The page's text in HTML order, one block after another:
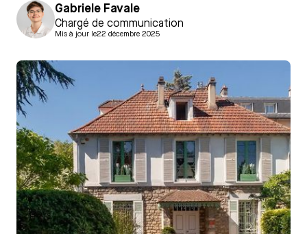
Gabriele Favale
Chargé de communication
Mis à jour le22 décembre 2025